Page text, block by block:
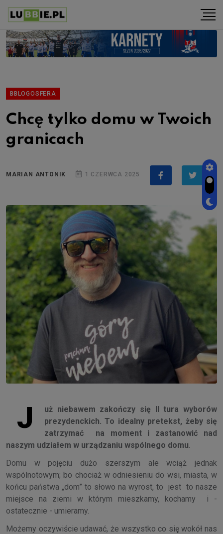
BBLOGOSFERA
Chcę tylko domu w Twoich
granicach
MARIAN ANTONIK 1 CZERWCA 2025
J
uż niebawem zakończy się II tura wyborów
prezydenckich. To idealny pretekst, żeby się
zatrzymać na moment i zastanowić nad
naszym udziałem w urządzaniu wspólnego domu
Domu w pojęciu dużo szerszym ale wciąż jednak
wspólnotowym; bo chociaż w odniesieniu do wsi, miasta, w
końcu państwa „dom” to słowo na wyrost, to jest to nasze
miejsce na ziemi w którym mieszkamy, kochamy i -
ostatecznie - umieramy.
Możemy oczywiście udawać, że wszystko co się wokół nas